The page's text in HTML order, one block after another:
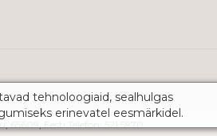
tehnoloogiaid, sealhulgas
erinevatel eesmärkidel.
Eesti Telefon: 521 5970